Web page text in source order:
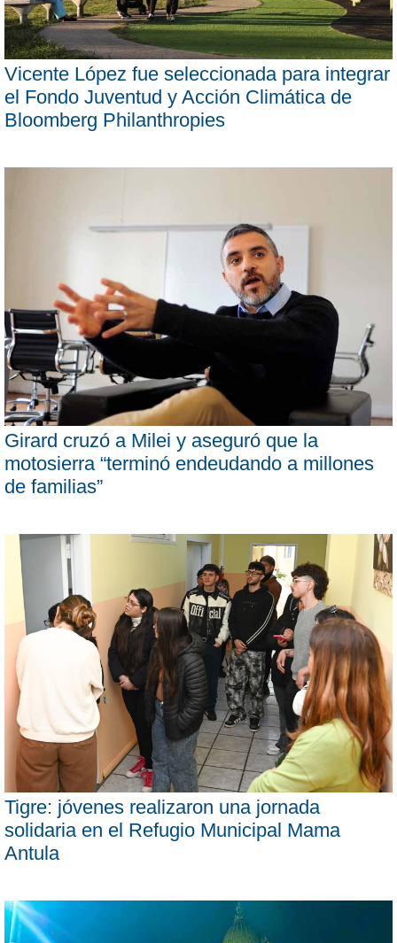
Vicente López fue seleccionada para integrar
el Fondo Juventud y Acción Climática de
Bloomberg Philanthropies
Girard cruzó a Milei y aseguró que la
motosierra “terminó endeudando a millones
de familias”
Tigre: jóvenes realizaron una jornada
solidaria en el Refugio Municipal Mama
Antula